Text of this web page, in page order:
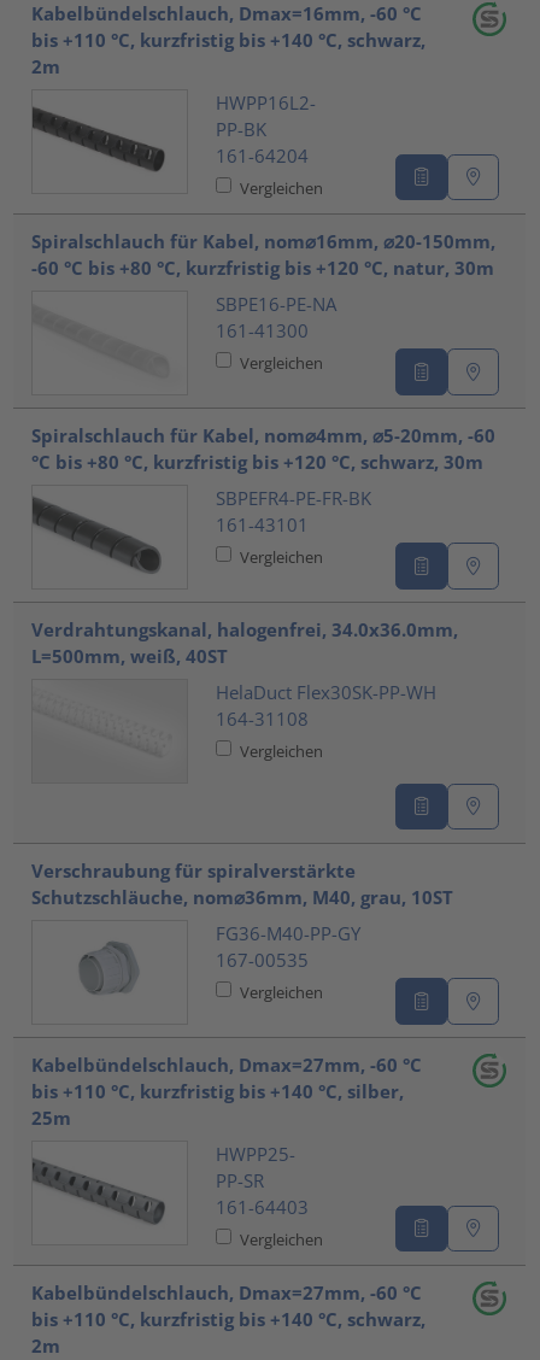
Kabelbündelschlauch, Dmax=16mm, -60 °C
bis +110 °C, kurzfristig bis +140 °C, schwarz,
2m
HWPP16L2-
PP-BK
161-64204
Vergleichen
Spiralschlauch für Kabel, nom⌀16mm, ⌀20-150mm,
-60 °C bis +80 °C, kurzfristig bis +120 °C, natur, 30m
SBPE16-PE-NA
161-41300
Vergleichen
Spiralschlauch für Kabel, nom⌀4mm, ⌀5-20mm, -60
°C bis +80 °C, kurzfristig bis +120 °C, schwarz, 30m
SBPEFR4-PE-FR-BK
161-43101
Vergleichen
Verdrahtungskanal, halogenfrei, 34.0x36.0mm,
L=500mm, weiß, 40ST
HelaDuct Flex30SK-PP-WH
164-31108
Vergleichen
Verschraubung für spiralverstärkte
Schutzschläuche, nom⌀36mm, M40, grau, 10ST
FG36-M40-PP-GY
167-00535
Vergleichen
Kabelbündelschlauch, Dmax=27mm, -60 °C
bis +110 °C, kurzfristig bis +140 °C, silber,
25m
HWPP25-
PP-SR
161-64403
Vergleichen
Kabelbündelschlauch, Dmax=27mm, -60 °C
bis +110 °C, kurzfristig bis +140 °C, schwarz,
2m